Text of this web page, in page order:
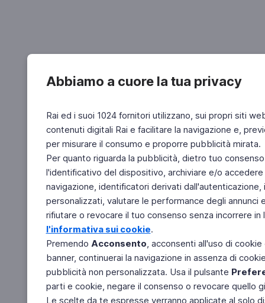
Abbiamo a cuore la tua privacy
Rai ed i suoi 1024 fornitori utilizzano, sui propri siti
contenuti digitali Rai e facilitare la navigazione e,
per misurare il consumo e proporre pubblicità mirata.
Per quanto riguarda la pubblicità, dietro tuo
l'identificativo del dispositivo, archiviare e/o
navigazione, identificatori derivati
personalizzati, valutare le performance degli
rifiutare o revocare il tuo consenso senza incorrere
l'informativa sui cookie.
Premendo Acconsento, acconsenti all'uso di
banner, continuerai la navigazione in assenza di
pubblicità non personalizzata. Usa il pulsante
parti e cookie, negare il consenso o revocare quello
Le scelte da te espresse verranno applicate al solo